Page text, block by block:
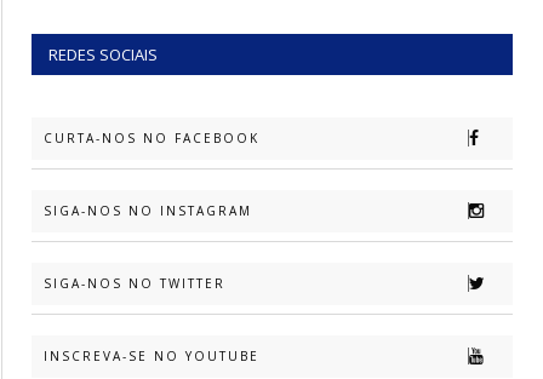
REDES SOCIAIS
CURTA-NOS NO FACEBOOK
SIGA-NOS NO INSTAGRAM
SIGA-NOS NO TWITTER
INSCREVA-SE NO YOUTUBE